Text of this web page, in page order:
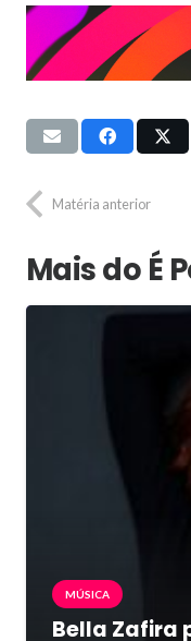
Matéria anterior
Mais do É
MÚSICA
Bella Zafira